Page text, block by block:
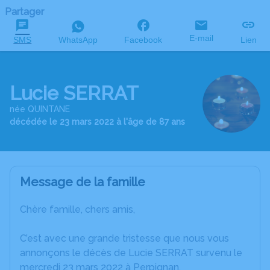
Partager
SMS WhatsApp Facebook E-mail Lien
Lucie SERRAT
née QUINTANE
décédée le 23 mars 2022 à l'âge de 87 ans
Message de la famille
Chère famille, chers amis,
C’est avec une grande tristesse que nous vous
annonçons le décès de Lucie SERRAT survenu le
mercredi 23 mars 2022 à Perpignan.